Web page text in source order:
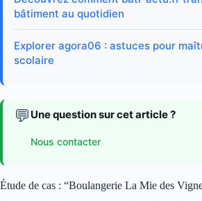
bâtiment au quotidien
Explorer agora06 : astuces pour
scolaire
💬 Une question sur cet article ?
Nous contacter
Étude de cas : “Boulangerie La Mie des